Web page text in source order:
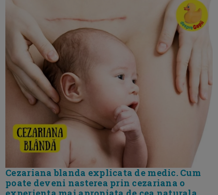
Cezariana blanda explicata de medic. Cum
poate deveni nasterea prin cezariana o